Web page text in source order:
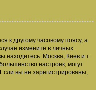
к другому часовому поясу, а
измените в личных
находитесь: Москва, Киев и т.
настроек, могут
вы не зарегистрированы,